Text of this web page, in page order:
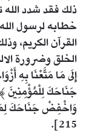
ذلك فقد شدد الله
خطابه لرسول
القرآن الكريم،
الخلق وضرورة
إِلَى مَا مَتَّعْنَا بِهِ
وَاخْفِضْ جَنَاحَكَ
215].